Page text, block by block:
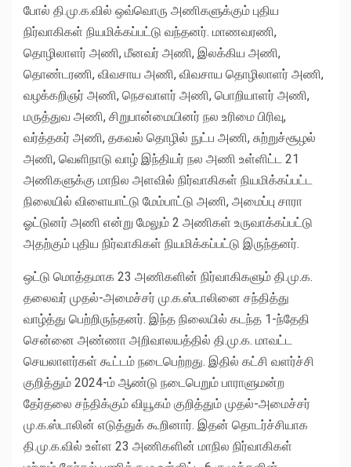
போல் தி.மு.க.வில் ஒவ்வொரு அணிகளுக்கும் புதிய
நிர்வாகிகள் நியமிக்கப்பட்டு வந்தனர். மாணவரணி,
தொழிலாளர் அணி, மீனவர் அணி, இலக்கிய அணி,
தொண்டரணி, விவசாய அணி, விவசாய தொழிலாளர் அணி,
வழக்கறிஞர் அணி, நெசவாளர் அணி, பொறியாளர் அணி,
மருத்துவ அணி, சிறுபான்மையினர் நல உரிமை பிரிவு,
வர்த்தகர் அணி, தகவல் தொழில் நுட்ப அணி, சுற்றுச்சூழல்
அணி, வெளிநாடு வாழ் இந்தியர் நல அணி உள்ளிட்ட 21
அணிகளுக்கு மாநில அளவில் நிர்வாகிகள் நியமிக்கப்பட்ட
நிலையில் விளையாட்டு மேம்பாட்டு அணி, அமைப்பு சாரா
ஓட்டுனர் அணி என்று மேலும் 2 அணிகள் உருவாக்கப்பட்டு
அதற்கும் புதிய நிர்வாகிகள் நியமிக்கப்பட்டு இருந்தனர்.
ஒட்டு மொத்தமாக 23 அணிகளின் நிர்வாகிகளும் தி.மு.க.
தலைவர் முதல்-அமைச்சர் மு.க.ஸ்டாலினை சந்தித்து
வாழ்த்து பெற்றிருந்தனர். இந்த நிலையில் கடந்த 1-ந்தேதி
சென்னை அண்ணா அறிவாலயத்தில் தி.மு.க. மாவட்ட
செயலாளர்கள் கூட்டம் நடைபெற்றது. இதில் கட்சி வளர்ச்சி
குறித்தும் 2024-ம் ஆண்டு நடைபெறும் பாராளுமன்ற
தேர்தலை சந்திக்கும் வியூகம் குறித்தும் முதல்-அமைச்சர்
மு.க.ஸ்டாலின் எடுத்துக் கூறினார். இதன் தொடர்ச்சியாக
தி.மு.க.வில் உள்ள 23 அணிகளின் மாநில நிர்வாகிகள்